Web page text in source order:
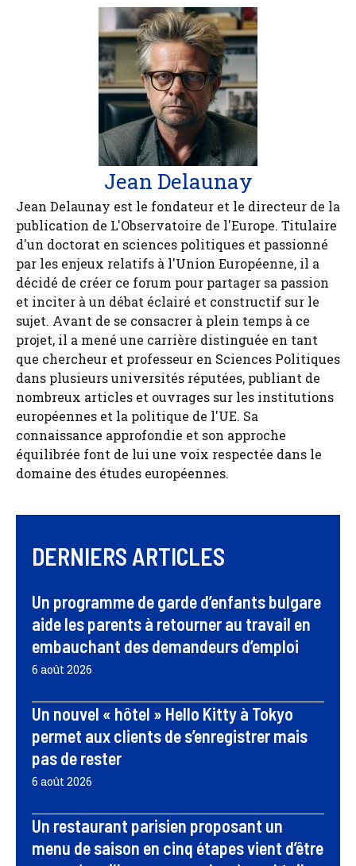
Jean Delaunay
Jean Delaunay est le fondateur et le directeur de la
publication de L'Observatoire de l'Europe. Titulaire
d'un doctorat en sciences politiques et passionné
par les enjeux relatifs à l'Union Européenne, il a
décidé de créer ce forum pour partager sa passion
et inciter à un débat éclairé et constructif sur le
sujet. Avant de se consacrer à plein temps à ce
projet, il a mené une carrière distinguée en tant
que chercheur et professeur en Sciences Politiques
dans plusieurs universités réputées, publiant de
nombreux articles et ouvrages sur les institutions
européennes et la politique de l'UE. Sa
connaissance approfondie et son approche
équilibrée font de lui une voix respectée dans le
domaine des études européennes.
DERNIERS ARTICLES
Un programme de garde d’enfants bulgare
aide les parents à retourner au travail en
embauchant des demandeurs d’emploi
6 août 2026
Un nouvel « hôtel » Hello Kitty à Tokyo
permet aux clients de s’enregistrer mais
pas de rester
6 août 2026
Un restaurant parisien proposant un
menu de saison en cinq étapes vient d’être